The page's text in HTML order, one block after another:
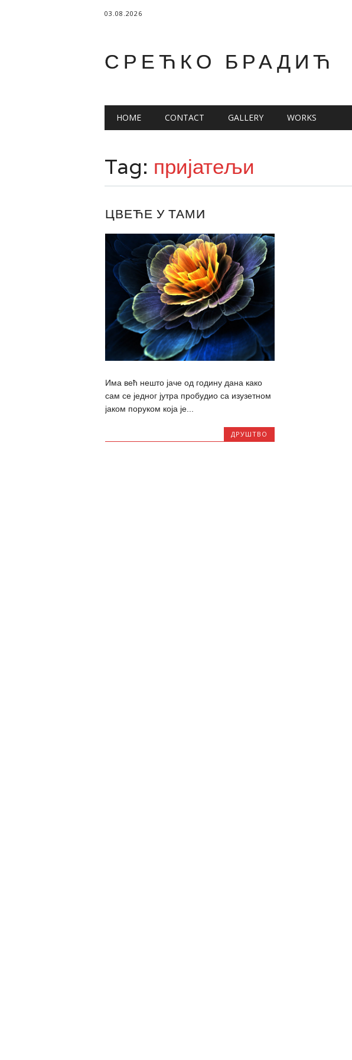
03.08.2026
СРЕЋКО БРАДИЋ
Main menu
HOME CONTACT GALLERY WORKS
Tag: пријатељи
ЦВЕЋЕ У ТАМИ
Има већ нешто јаче од годину дана како
сам се једног јутра пробудио са изузетном
јаком поруком која је...
ДРУШТВО